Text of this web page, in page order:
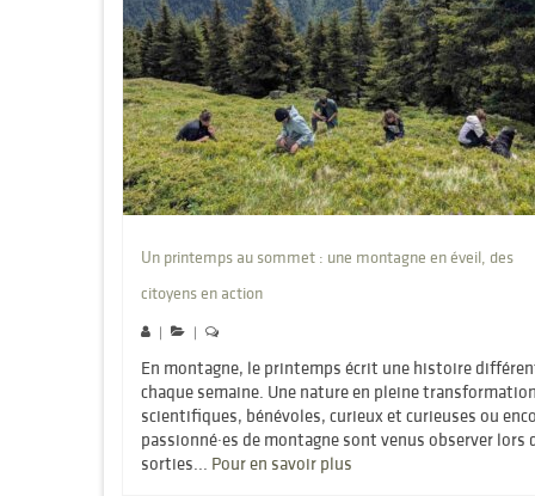
Un printemps au sommet : une montagne en éveil, des
citoyens en action
| |
En montagne, le printemps écrit une histoire
chaque semaine. Une nature en pleine
scientifiques, bénévoles, curieux et curieuses ou
passionné·es de montagne sont venus observer lors
sorties... Pour en savoir plus